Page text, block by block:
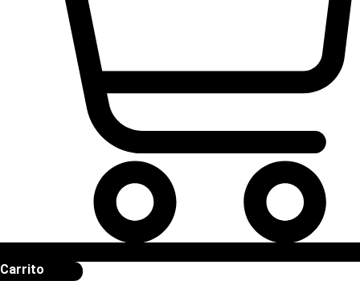
Carrito